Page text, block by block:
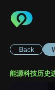
Back
能源科技历史